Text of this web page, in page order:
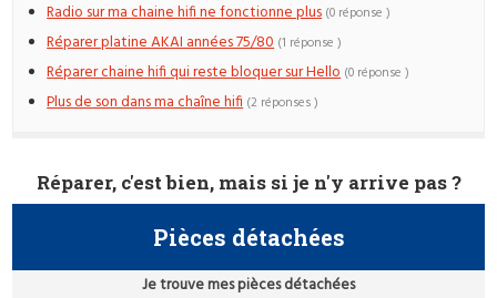
Radio sur ma chaine hifi ne fonctionne plus (0 réponse )
Réparer platine AKAI années 75/80 (1 réponse )
Réparer chaine hifi qui reste bloquer sur Hello (0 réponse )
Plus de son dans ma chaîne hifi (2 réponses )
Réparer, c'est bien, mais si je n'y arrive pas ?
Pièces détachées
Je trouve mes pièces détachées